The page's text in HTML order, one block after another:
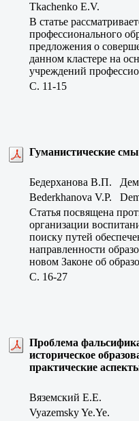
Tkachenko E.V.
В статье
профессионального
предложения о
данном кластере на
учреждений
C. 11-15
Гуманистические
Бедерханова В.П.
Bederkhanova V.P.
Статья посвящена
организации
поиску путей
направленности
новом Законе об
C. 16-27
Проблема
историческое
практические
Вяземский Е.Е.
Vyazemsky Ye.Ye.